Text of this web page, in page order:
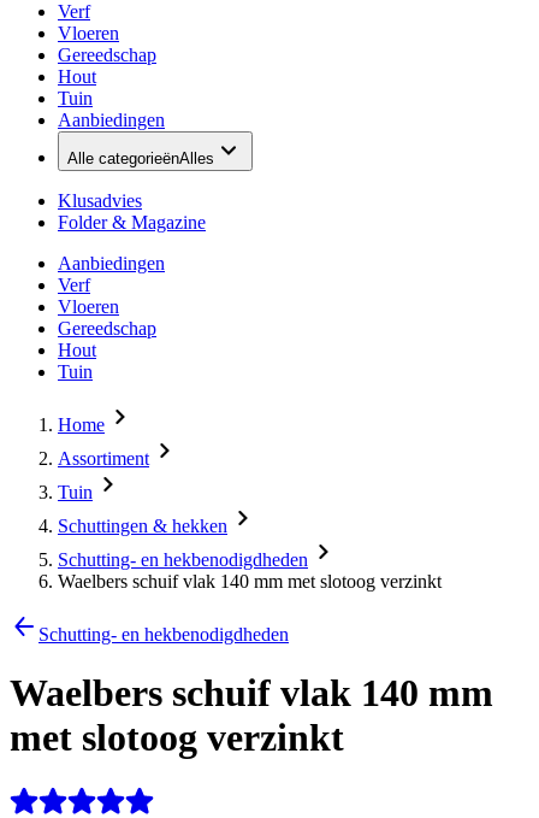
Verf
Vloeren
Gereedschap
Hout
Tuin
Aanbiedingen
Alle categorieënAlles
Klusadvies
Folder & Magazine
Aanbiedingen
Verf
Vloeren
Gereedschap
Hout
Tuin
Home
Assortiment
Tuin
Schuttingen & hekken
Schutting- en hekbenodigdheden
Waelbers schuif vlak 140 mm met slotoog verzinkt
Schutting- en hekbenodigdheden
Waelbers schuif vlak 140 mm
met slotoog verzinkt